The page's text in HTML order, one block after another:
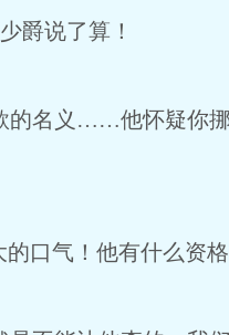
爵说了算！
的名义……他怀疑你
的口气！他有什么资